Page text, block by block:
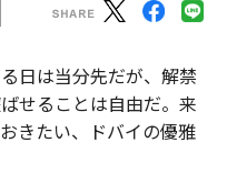
日は当分先だが、解禁
せることは自由だ。来
きたい、ドバイの優雅